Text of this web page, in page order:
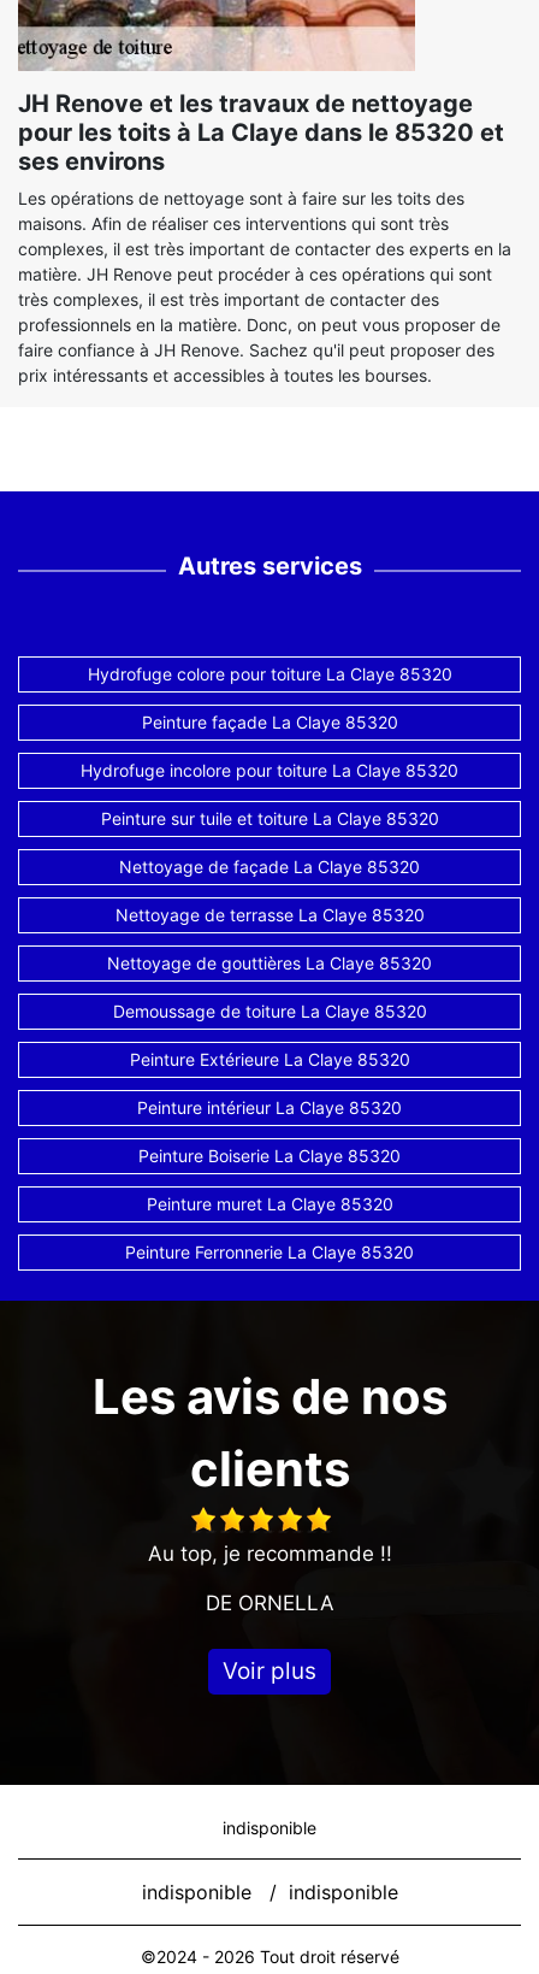
JH Renove et les travaux de nettoyage
pour les toits à La Claye dans le 85320 et
ses environs
Les opérations de nettoyage sont à faire sur les toits des
maisons. Afin de réaliser ces interventions qui sont très
complexes, il est très important de contacter des experts en la
matière. JH Renove peut procéder à ces opérations qui sont
très complexes, il est très important de contacter des
professionnels en la matière. Donc, on peut vous proposer de
faire confiance à JH Renove. Sachez qu'il peut proposer des
prix intéressants et accessibles à toutes les bourses.
Autres services
Hydrofuge colore pour toiture La Claye 85320
Peinture façade La Claye 85320
Hydrofuge incolore pour toiture La Claye 85320
Peinture sur tuile et toiture La Claye 85320
Nettoyage de façade La Claye 85320
Nettoyage de terrasse La Claye 85320
Nettoyage de gouttières La Claye 85320
Demoussage de toiture La Claye 85320
Peinture Extérieure La Claye 85320
Peinture intérieur La Claye 85320
Peinture Boiserie La Claye 85320
Peinture muret La Claye 85320
Peinture Ferronnerie La Claye 85320
Les avis de nos
clients
Au top, je recommande !!
DE ORNELLA
Voir plus
indisponible
indisponible / indisponible
©2024 - 2026 Tout droit réservé